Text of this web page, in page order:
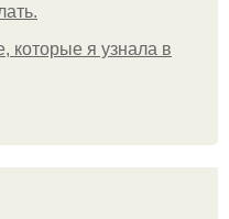
которые я узнала в